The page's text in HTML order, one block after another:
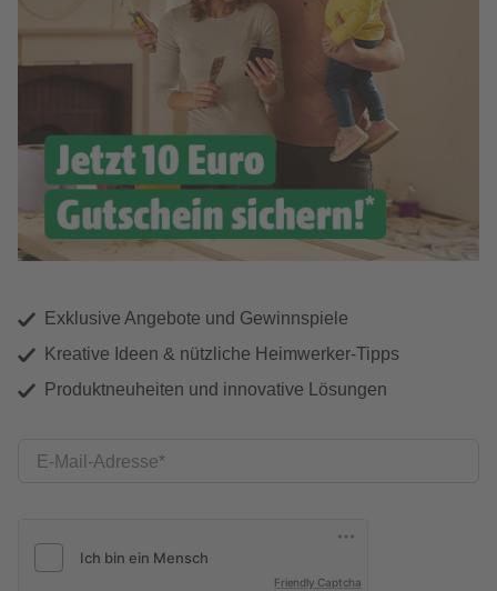
Exklusive Angebote und Gewinnspiele
Kreative Ideen & nützliche Heimwerker-Tipps
Produktneuheiten und innovative Lösungen
E-Mail-Adresse
Friendly Captcha